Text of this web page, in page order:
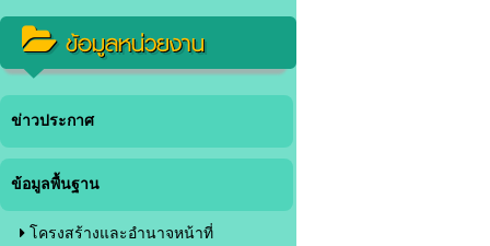
ข้อมูลหน่วยงาน
ข่าวประกาศ
ข้อมูลพื้นฐาน
โครงสร้างและอำนาจหน้าที่